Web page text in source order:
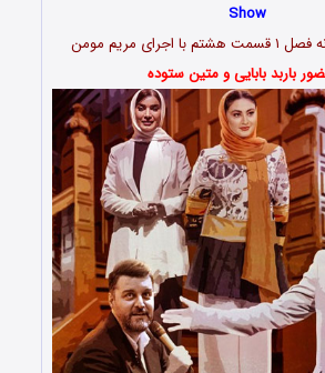
Show
مریم مومن
باربد بابایی و متین ستوده